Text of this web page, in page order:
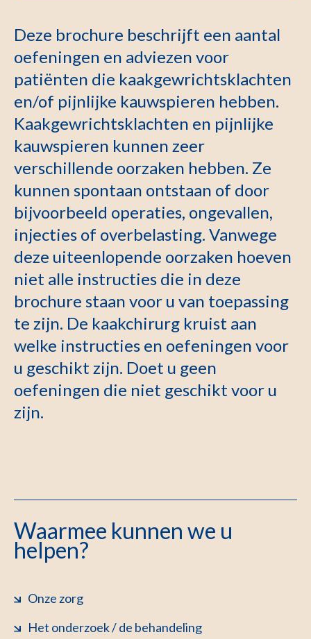
Deze brochure beschrijft een aantal
oefeningen en adviezen voor
patiënten die kaakgewrichtsklachten
en/of pijnlijke kauwspieren hebben.
Kaakgewrichtsklachten en pijnlijke
kauwspieren kunnen zeer
verschillende oorzaken hebben. Ze
kunnen spontaan ontstaan of door
bijvoorbeeld operaties, ongevallen,
injecties of overbelasting. Vanwege
deze uiteenlopende oorzaken hoeven
niet alle instructies die in deze
brochure staan voor u van toepassing
te zijn. De kaakchirurg kruist aan
welke instructies en oefeningen voor
u geschikt zijn. Doet u geen
oefeningen die niet geschikt voor u
zijn.
Waarmee kunnen we u
helpen?
Onze zorg
Het onderzoek / de behandeling